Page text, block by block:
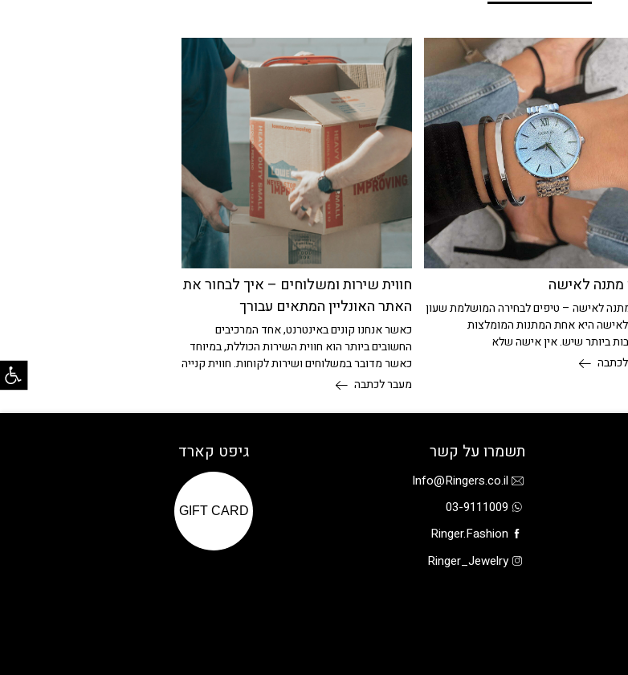
מתנה לאישה
לאישה – טיפים לבחירה המושלמת שעון
היא אחת המתנות המומלצות
ביותר שיש. אין אישה שלא
חווית שירות ומשלוחים – איך לבחור את
האתר האונליין המתאים עבורך
כאשר אנחנו קונים באינטרנט, אחד המרכיבים
החשובים ביותר הוא חווית השירות הכוללת, במיוחד
כאשר מדובר במשלוחים ושירות לקוחות. חווית קנייה
מעבר לכתבה
תשמרו על קשר
Info@Ringers.co.il
03-9111009
Ringer.Fashion
Ringer_Jewelry
גיפט קארד
GIFT CARD